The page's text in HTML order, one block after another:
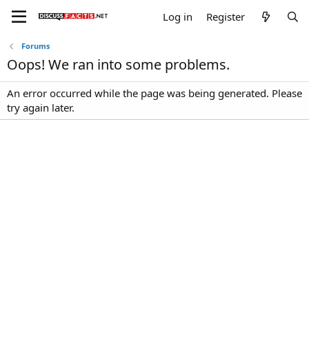
Log in Register
Forums
Oops! We ran into some problems.
An error occurred while the page was being generated. Please
try again later.